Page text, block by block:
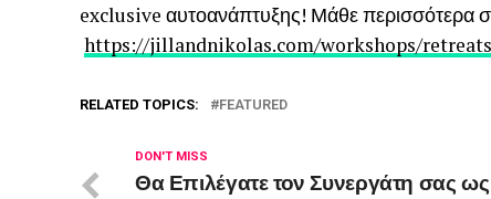
exclusive αυτοανάπτυξης! Μάθε περισσότερα
https://jillandnikolas.com/workshops/
RELATED TOPICS: FEATURED
DON'T MISS
Θα Επιλέγατε τον Συνεργάτη σας ως